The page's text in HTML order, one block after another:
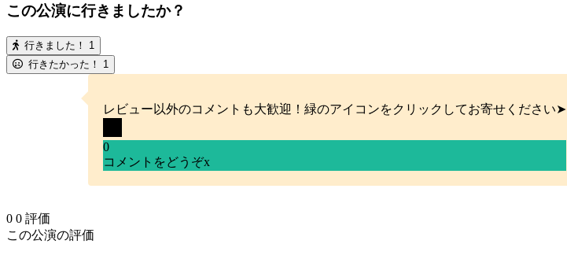
この公演に行きましたか？
行きました！ 1
行きたかった！ 1
レビュー以外のコメントも大歓迎！緑のアイコンをクリックしてお寄せください➤
0
コメントをどうぞx
0 0 評価
この公演の評価